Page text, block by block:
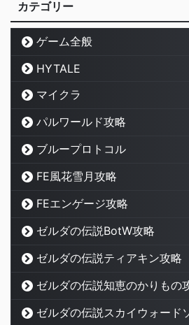
カテゴリー
ゲーム全般
HYTALE
マイクラ
パルワールド攻略
ブループロトコル
FE風花雪月攻略
FEエンゲージ攻略
ゼルダの伝説BotW攻略
ゼルダの伝説ティアキン攻略
ゼルダの伝説知恵のかりもの
ゼルダの伝説スカイウォード